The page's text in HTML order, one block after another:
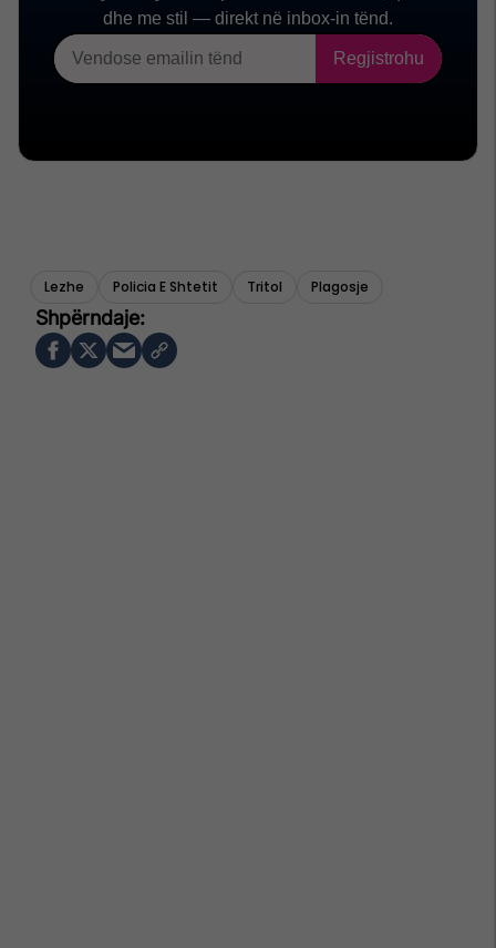
Lezhe Policia E Shtetit Tritol Plagosje